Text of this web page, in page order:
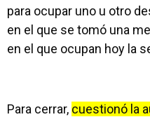
para ocupar uno u otro
en el que se tomó una
en el que ocupan hoy la
Para cerrar, cuestionó la